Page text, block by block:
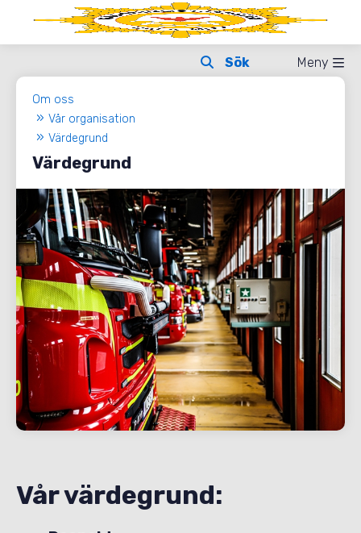
Meny
Om oss
Vår organisation
Värdegrund
Värdegrund
Vår värdegrund: